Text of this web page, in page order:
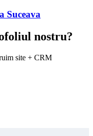
Suceava
nostru?
site + CRM